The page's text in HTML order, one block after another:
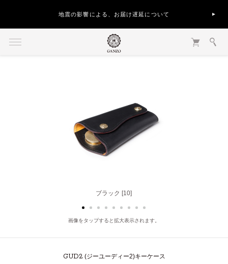
地震の影響による、お届け遅延について
ブラック [10]
バーガンディ [56]
画像をタップすると拡大表示されます。
GUD2 (ジーユーディー2)キーケース